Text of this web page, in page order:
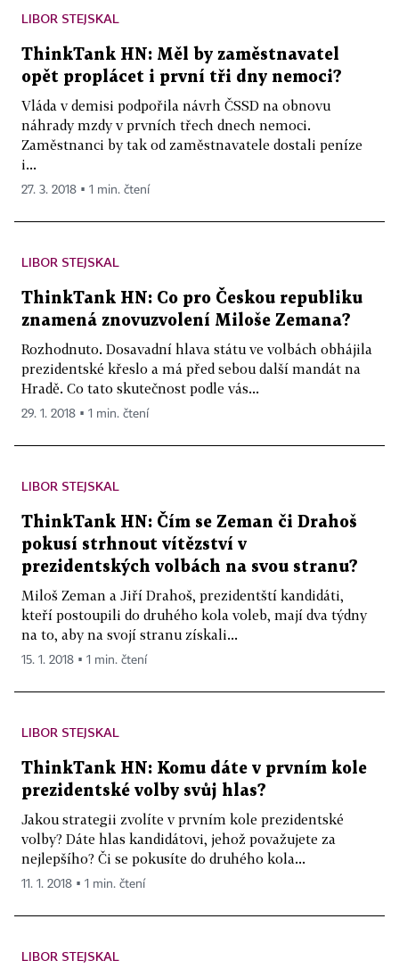
LIBOR STEJSKAL
ThinkTank HN: Měl by zaměstnavatel
opět proplácet i první tři dny nemoci?
Vláda v demisi podpořila návrh ČSSD na obnovu
náhrady mzdy v prvních třech dnech nemoci.
Zaměstnanci by tak od zaměstnavatele dostali peníze
i...
27. 3. 2018 ▪ 1 min. čtení
LIBOR STEJSKAL
ThinkTank HN: Co pro Českou republiku
znamená znovuzvolení Miloše Zemana?
Rozhodnuto. Dosavadní hlava státu ve volbách obhájila
prezidentské křeslo a má před sebou další mandát na
Hradě. Co tato skutečnost podle vás...
29. 1. 2018 ▪ 1 min. čtení
LIBOR STEJSKAL
ThinkTank HN: Čím se Zeman či Drahoš
pokusí strhnout vítězství v
prezidentských volbách na svou stranu?
Miloš Zeman a Jiří Drahoš, prezidentští kandidáti,
kteří postoupili do druhého kola voleb, mají dva týdny
na to, aby na svojí stranu získali...
15. 1. 2018 ▪ 1 min. čtení
LIBOR STEJSKAL
ThinkTank HN: Komu dáte v prvním kole
prezidentské volby svůj hlas?
Jakou strategii zvolíte v prvním kole prezidentské
volby? Dáte hlas kandidátovi, jehož považujete za
nejlepšího? Či se pokusíte do druhého kola...
11. 1. 2018 ▪ 1 min. čtení
LIBOR STEJSKAL